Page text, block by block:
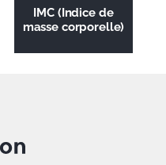
IMC (Indice de
masse corporelle)